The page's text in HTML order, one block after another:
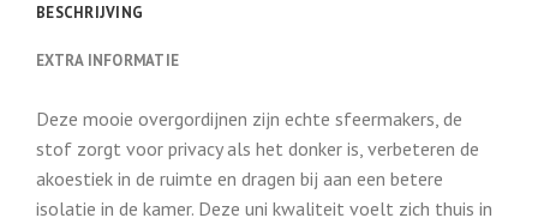
BESCHRIJVING
EXTRA INFORMATIE
Deze mooie overgordijnen zijn echte sfeermakers, de
stof zorgt voor privacy als het donker is, verbeteren de
akoestiek in de ruimte en dragen bij aan een betere
isolatie in de kamer. Deze uni kwaliteit voelt zich thuis in